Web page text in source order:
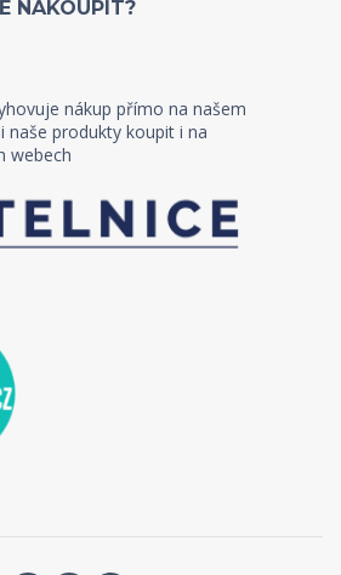
NAKOUPIT?
nákup přímo na našem
naše produkty koupit i na
webech